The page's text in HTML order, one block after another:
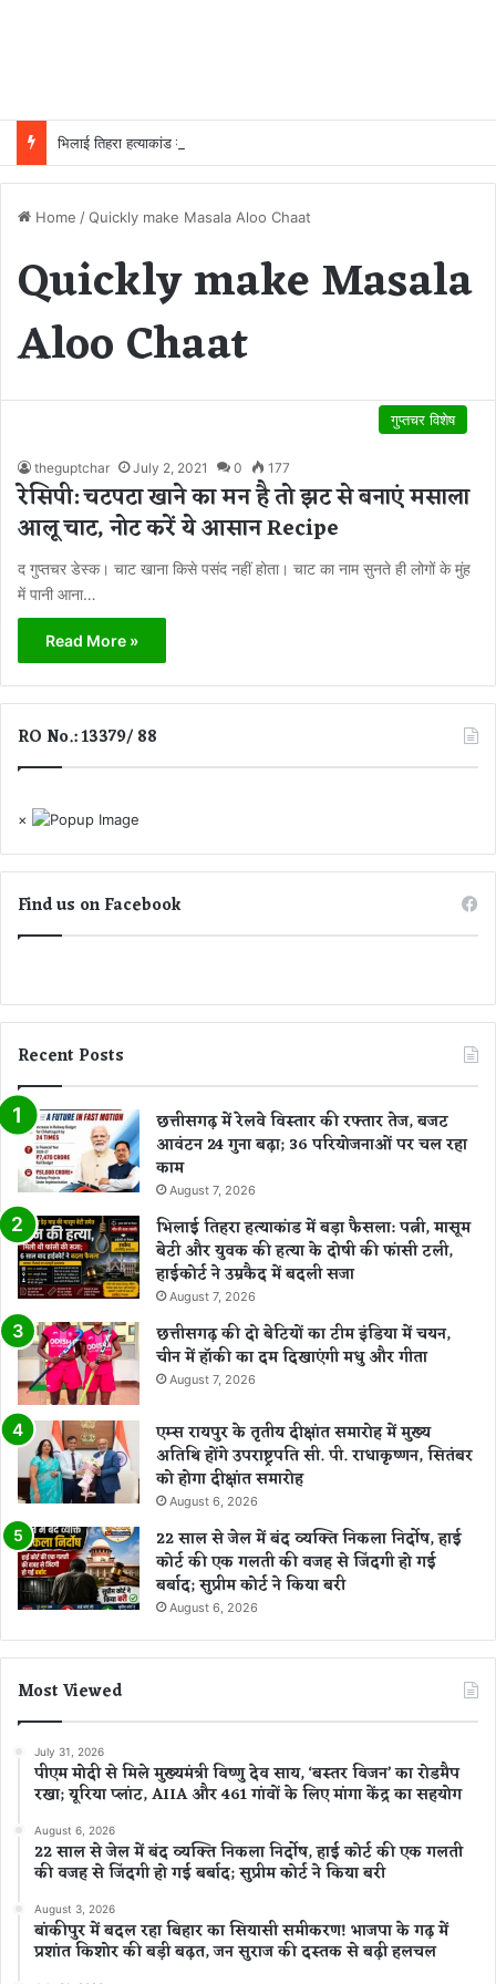
Home /Quickly make Masala Aloo Chaat
Quickly make Masala
Aloo Chaat
गुप्तचर विशेष
theguptchar July 2, 2021 0 177
रेसिपी: चटपटा खाने का मन है तो झट से बनाएं मसाला
आलू चाट, नोट करें ये आसान Recipe
द गुप्तचर डेस्क। चाट खाना किसे पसंद नहीं होता। चाट का नाम सुनते ही लोगों के मुंह
में पानी आना…
Read More »
RO No.: 13379/ 88
×
Find us on Facebook
Recent Posts
छत्तीसगढ़ में रेलवे विस्तार की रफ्तार तेज, बजट
आवंटन 24 गुना बढ़ा; 36 परियोजनाओं पर चल रहा
काम
August 7, 2026
भिलाई तिहरा हत्याकांड में बड़ा फैसला: पत्नी, मासूम
बेटी और युवक की हत्या के दोषी की फांसी टली,
हाईकोर्ट ने उम्रकैद में बदली सजा
August 7, 2026
छत्तीसगढ़ की दो बेटियों का टीम इंडिया में चयन,
चीन में हॉकी का दम दिखाएंगी मधु और गीता
August 7, 2026
एम्स रायपुर के तृतीय दीक्षांत समारोह में मुख्य
अतिथि होंगे उपराष्ट्रपति सी. पी. राधाकृष्णन, सितंबर
को होगा दीक्षांत समारोह
August 6, 2026
22 साल से जेल में बंद व्यक्ति निकला निर्दोष, हाई
कोर्ट की एक गलती की वजह से जिंदगी हो गई
बर्बाद; सुप्रीम कोर्ट ने किया बरी
August 6, 2026
Most Viewed
July 31, 2026
पीएम मोदी से मिले मुख्यमंत्री विष्णु देव साय, ‘बस्तर विजन’ का रोडमैप
रखा; यूरिया प्लांट, AIIA और 461 गांवों के लिए मांगा केंद्र का सहयोग
August 6, 2026
22 साल से जेल में बंद व्यक्ति निकला निर्दोष, हाई कोर्ट की एक गलती
की वजह से जिंदगी हो गई बर्बाद; सुप्रीम कोर्ट ने किया बरी
August 3, 2026
बांकीपुर में बदल रहा बिहार का सियासी समीकरण! भाजपा के गढ़ में
प्रशांत किशोर की बड़ी बढ़त, जन सुराज की दस्तक से बढ़ी हलचल